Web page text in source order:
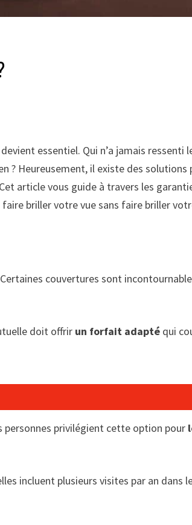
essentiel. Qui n’a jamais ressenti
? Heureusement, il existe des
article vous guide à travers les
briller votre vue sans faire briller
couvertures sont
doit offrir un forfait adapté qui
personnes privilégient cette option pour
incluent plusieurs visites par an dans